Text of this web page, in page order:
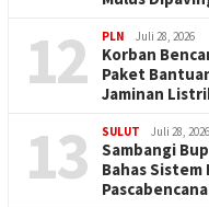
12 PLN Juli 28, 2026
Korban
Paket
Jaminan
13 SULUT Juli 28, 2026
Sambangi
Bahas